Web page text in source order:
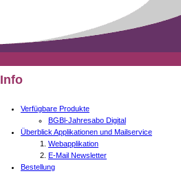
Info
Verfügbare Produkte
BGBl-Jahresabo Digital
Überblick Applikationen und Mailservice
Webapplikation
E-Mail Newsletter
Bestellung